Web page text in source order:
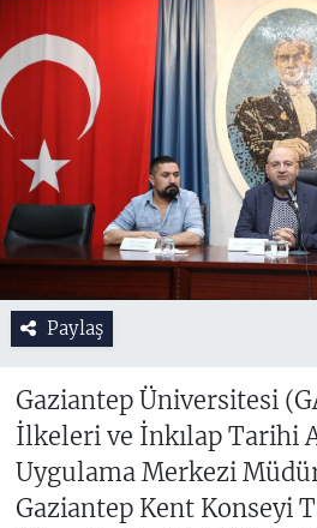
Paylaş
Gaziantep Üniversitesi
İlkeleri ve İnkılap Tarihi
Uygulama Merkezi
Gaziantep Kent Konseyi